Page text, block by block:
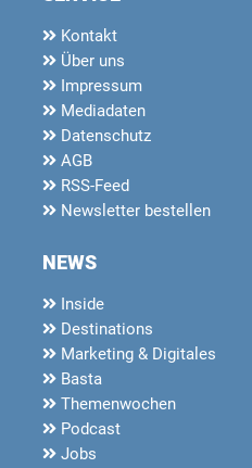
Kontakt
Über uns
Impressum
Mediadaten
Datenschutz
AGB
RSS-Feed
Newsletter bestellen
NEWS
Inside
Destinations
Marketing & Digitales
Basta
Themenwochen
Podcast
Jobs